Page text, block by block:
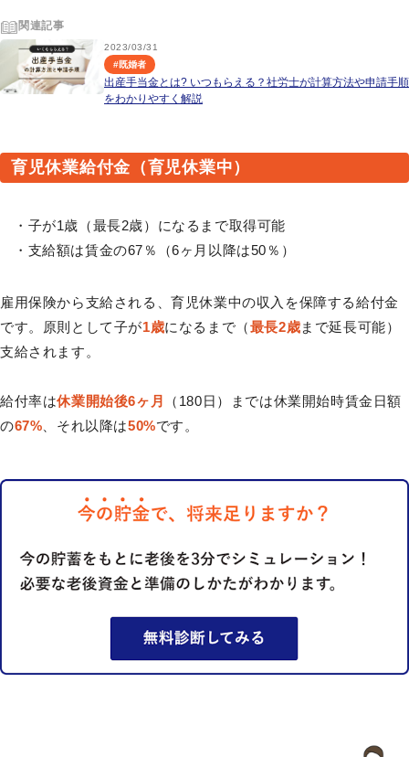
関連記事
2023/03/31
#既婚者
出産手当金とは? いつもらえる？社労士が計算方法や申請手順
をわかりやすく解説
育児休業給付金（育児休業中）
・子が1歳（最長2歳）になるまで取得可能
・支給額は賃金の67％（6ヶ月以降は50％）
雇用保険から支給される、育児休業中の収入を保障する給付金
です。原則として子が1歳になるまで（最長2歳まで延長可能）
支給されます。
給付率は休業開始後6ヶ月
（180日）までは休業開始時賃金日額
の67% 、それ以降は50%です。